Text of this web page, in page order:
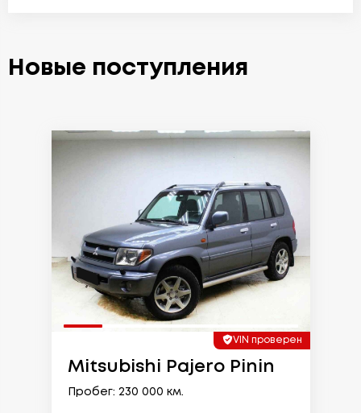
Новые поступления
VIN проверен
Mitsubishi Pajero Pinin
Пробег: 230 000 км.